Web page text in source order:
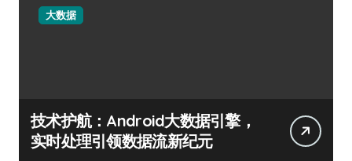
大数据
技术护航：Android大数据引擎，
实时处理引领数据流新纪元